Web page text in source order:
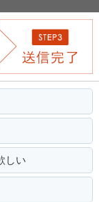
しい